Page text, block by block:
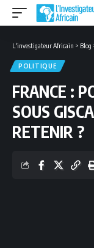
L'investigateur Africain > Blog
POLITIQUE
FRANCE :
SOUS
RETENIR ?